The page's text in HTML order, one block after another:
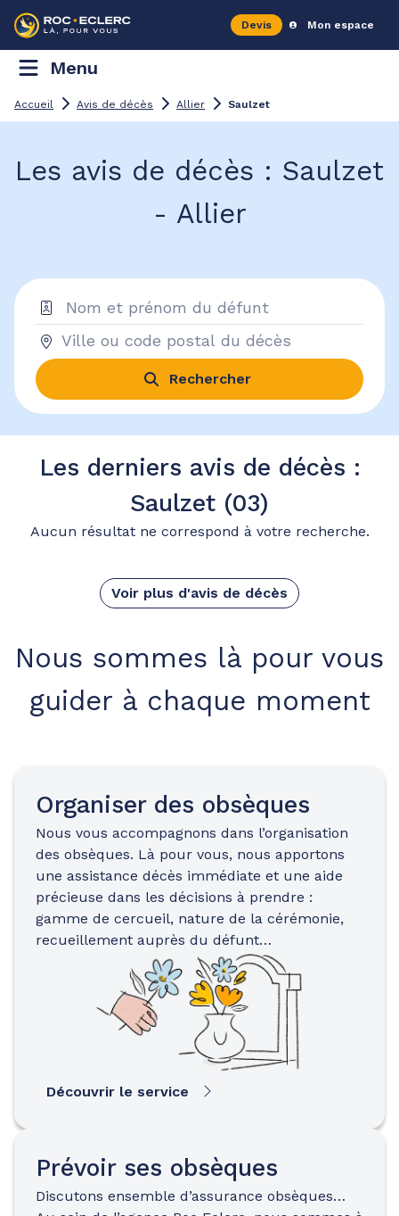
Devis Mon espace
Menu
Accueil Avis de décès Allier Saulzet
Les avis de décès : Saulzet
- Allier
Rechercher
Les derniers avis de décès :
Saulzet (03)
Aucun résultat ne correspond à votre recherche.
Voir plus d'avis de décès
Nous sommes là pour vous
guider à chaque moment
Organiser des obsèques
Nous vous accompagnons dans l’organisation
des obsèques. Là pour vous, nous apportons
une assistance décès immédiate et une aide
précieuse dans les décisions à prendre :
gamme de cercueil, nature de la cérémonie,
recueillement auprès du défunt…
Découvrir le service
Prévoir ses obsèques
Discutons ensemble d’assurance obsèques…